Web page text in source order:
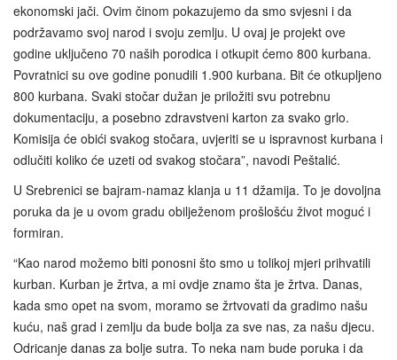
ekonomski jači. Ovim činom pokazujemo da smo svjesni i da
podržavamo svoj narod i svoju zemlju. U ovaj je projekt ove
godine uključeno 70 naših porodica i otkupit ćemo 800 kurbana.
Povratnici su ove godine ponudili 1.900 kurbana. Bit će otkupljeno
800 kurbana. Svaki stočar dužan je priložiti svu potrebnu
dokumentaciju, a posebno zdravstveni karton za svako grlo.
Komisija će obići svakog stočara, uvjeriti se u ispravnost kurbana i
odlučiti koliko će uzeti od svakog stočara”, navodi Peštalić.
U Srebrenici se bajram-namaz klanja u 11 džamija. To je dovoljna
poruka da je u ovom gradu obilježenom prošlošću život moguć i
formiran.
“Kao narod možemo biti ponosni što smo u tolikoj mjeri prihvatili
kurban. Kurban je žrtva, a mi ovdje znamo šta je žrtva. Danas,
kada smo opet na svom, moramo se žrtvovati da gradimo našu
kuću, naš grad i zemlju da bude bolja za sve nas, za našu djecu.
Odricanje danas za bolje sutra. To neka nam bude poruka i da